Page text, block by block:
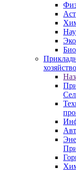
хозяйство